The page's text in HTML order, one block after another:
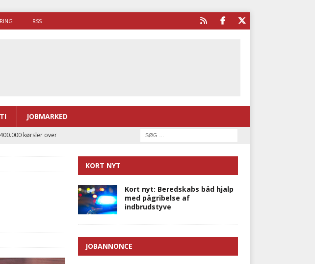
RSS
JOBMARKED
kørsler over
sted i 2025
KORT NYT
Kort nyt: Beredskabs båd hjalp
med pågribelse af
indbrudstyve
JOBANNONCE